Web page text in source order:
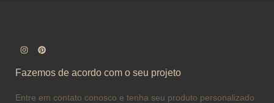
Fazemos de acordo com o seu projeto
Entre em contato conosco e tenha seu produto personalizado